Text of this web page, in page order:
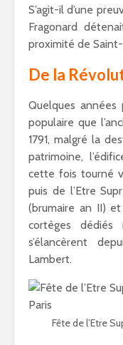
S’agit-il d’une
Fragonard
proximité de
De la
Quelques années
populaire que
1791, malgré la
patrimoine,
cette fois tourné
puis de l’Etre
(brumaire an II)
cortèges dédiés
s’élancèrent
Lambert.
Fête de l’Etre